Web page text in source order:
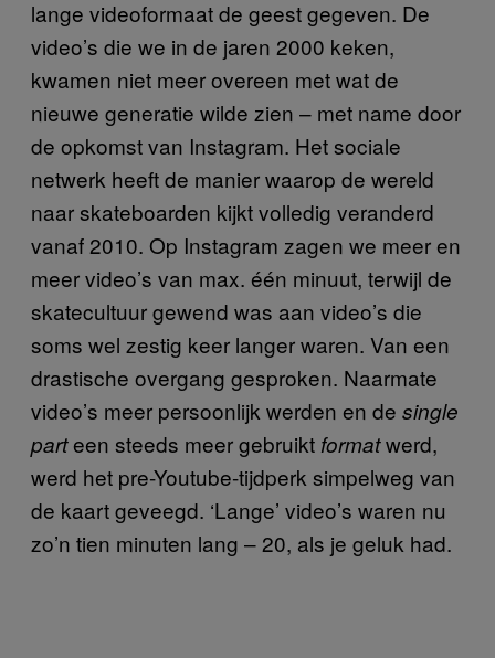
lange videoformaat de geest gegeven. De
video’s die we in de jaren 2000 keken,
kwamen niet meer overeen met wat de
nieuwe generatie wilde zien – met name door
de opkomst van Instagram. Het sociale
netwerk heeft de manier waarop de wereld
naar skateboarden kijkt volledig veranderd
vanaf 2010. Op Instagram zagen we meer en
meer video’s van max. één minuut, terwijl de
skatecultuur gewend was aan video’s die
soms wel zestig keer langer waren. Van een
drastische overgang gesproken. Naarmate
video’s meer persoonlijk werden en de single
parteen steeds meer gebruikt formatwerd,
werd het pre-Youtube-tijdperk simpelweg van
de kaart geveegd. ‘Lange’ video’s waren nu
zo’n tien minuten lang – 20, als je geluk had.